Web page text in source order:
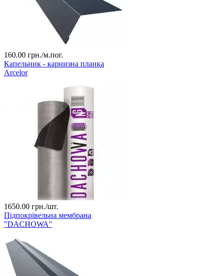
160.00 грн./м.пог.
Капельник - карнизна планка
Arcelor
1650.00 грн./шт.
Підпокрівельна мембрана
"DACHOWA"